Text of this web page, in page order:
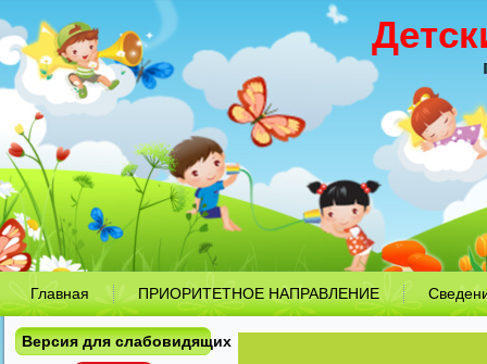
Главная ПРИОРИТЕТНОЕ НАПРАВЛЕНИЕ
Версия для слабовидящих